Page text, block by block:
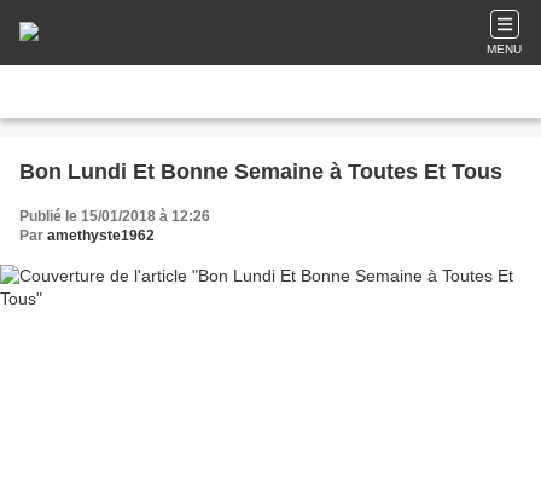
MENU
Bon Lundi Et Bonne Semaine à Toutes Et Tous
Publié le 15/01/2018 à 12:26
Par amethyste1962